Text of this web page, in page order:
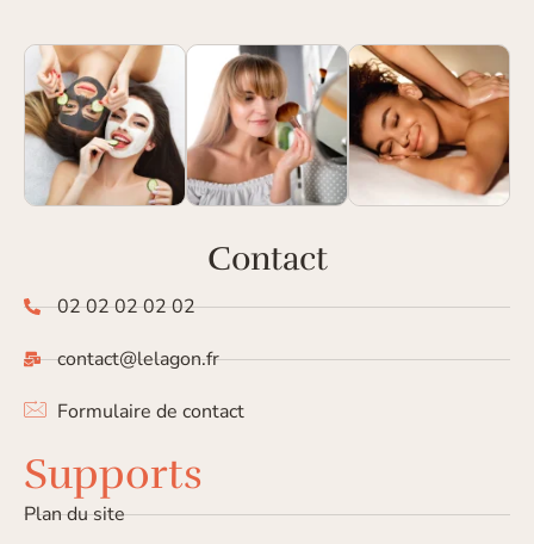
Contact
02 02 02 02 02
contact@lelagon.fr
Formulaire de contact
Supports
Plan du site